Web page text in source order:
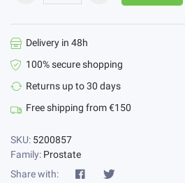
Delivery in 48h
100% secure shopping
Returns up to 30 days
Free shipping from €150
SKU: 5200857
Family: Prostate
Share with: